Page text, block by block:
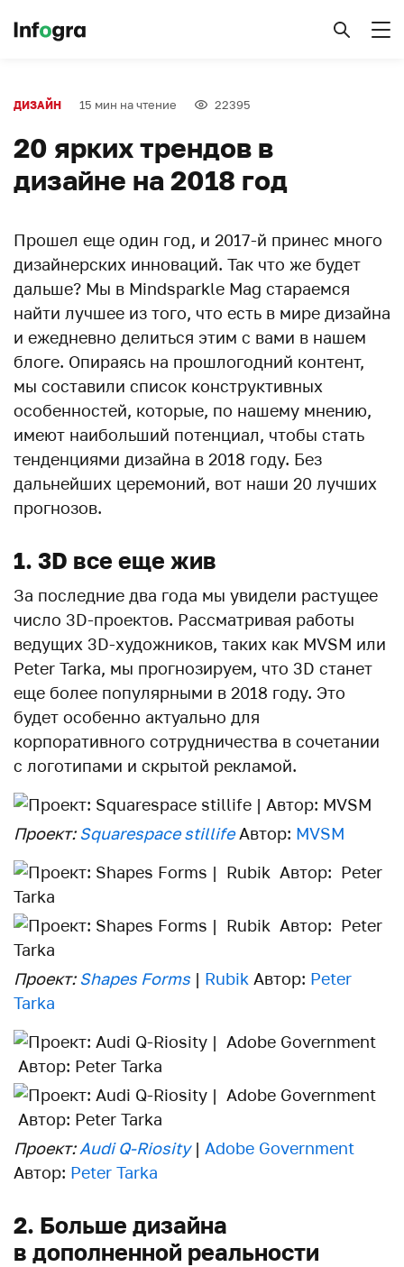
ДИЗАЙН 15 мин на чтение 22395
20 ярких трендов в
дизайне на 2018 год
Прошел еще один год, и 2017-й принес много
дизайнерских инноваций. Так что же будет
дальше? Мы в Mindsparkle Mag стараемся
найти лучшее из того, что есть в мире дизайна
и ежедневно делиться этим с вами в нашем
блоге. Опираясь на прошлогодний контент,
мы составили список конструктивных
особенностей, которые, по нашему мнению,
имеют наибольший потенциал, чтобы стать
тенденциями дизайна в 2018 году. Без
дальнейших церемоний, вот наши 20 лучших
прогнозов.
1. 3D все еще жив
За последние два года мы увидели растущее
число 3D-проектов. Рассматривая работы
ведущих 3D-художников, таких как MVSM или
Peter Tarka, мы прогнозируем, что 3D станет
еще более популярными в 2018 году. Это
будет особенно актуально для
корпоративного сотрудничества в сочетании
с логотипами и скрытой рекламой.
Проект:Squarespace stillifeАвтор: MVSM
Проект:Shapes Forms | Rubik Автор: Peter
Tarka
Проект:Audi Q-Riosity| Adobe Government
Автор: Peter Tarka
2. Больше дизайна
в дополненной реальности